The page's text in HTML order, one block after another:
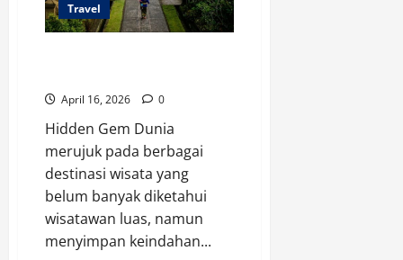
Travel
April 16, 2026 0
Hidden Gem Dunia
merujuk pada berbagai
destinasi wisata yang
belum banyak diketahui
wisatawan luas, namun
menyimpan keindahan...